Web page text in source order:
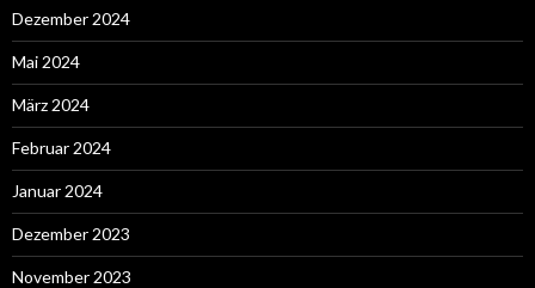
Dezember 2024
Mai 2024
März 2024
Februar 2024
Januar 2024
Dezember 2023
November 2023